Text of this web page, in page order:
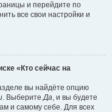
и перейдите по
все свои настройки и
«Кто сейчас на
вы найдёте опцию
. ВыберитеДа, и вы будете
и самому себе. Для всех